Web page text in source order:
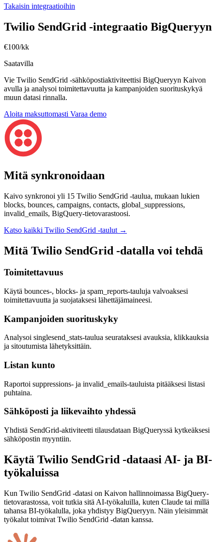
Takaisin integraatioihin
Twilio SendGrid -integraatio BigQueryyn
€100/kk
Saatavilla
Vie Twilio SendGrid -sähköpostiaktiviteettisi BigQueryyn Kaivon
avulla ja analysoi toimitettavuutta ja kampanjoiden suorituskykyä
muun datasi rinnalla.
Aloita maksuttomasti Varaa demo
Mitä synkronoidaan
Kaivo synkronoi yli 15 Twilio SendGrid -taulua, mukaan lukien
blocks, bounces, campaigns, contacts, global_suppressions,
invalid_emails, BigQuery-tietovarastoosi.
Katso kaikki Twilio SendGrid -taulut →
Mitä Twilio SendGrid -datalla voi tehdä
Toimitettavuus
Käytä bounces-, blocks- ja spam_reports-tauluja valvoaksesi
toimitettavuutta ja suojataksesi lähettäjämaineesi.
Kampanjoiden suorituskyky
Analysoi singlesend_stats-taulua seurataksesi avauksia, klikkauksia
ja sitoutumista lähetyksittäin.
Listan kunto
Raportoi suppressions- ja invalid_emails-tauluista pitääksesi listasi
puhtaina.
Sähköposti ja liikevaihto yhdessä
Yhdistä SendGrid-aktiviteetti tilausdataan BigQueryssä kytkeäksesi
sähköpostin myyntiin.
Käytä Twilio SendGrid -dataasi AI- ja BI-
työkaluissa
Kun Twilio SendGrid -datasi on Kaivon hallinnoimassa BigQuery-
tietovarastossa, voit tutkia sitä AI-työkaluilla, kuten Claude tai millä
tahansa BI-työkalulla, joka yhdistyy BigQueryyn. Näin yleisimmät
työkalut toimivat Twilio SendGrid -datan kanssa.